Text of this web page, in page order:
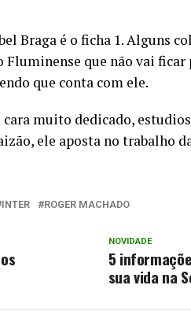
Braga é o ficha 1. Alguns
que não vai ficar
que conta com ele.
cara muito dedicado,
ele aposta no trabalho
INTER ROGER MACHADO
NOVIDADE
5
sua vida na